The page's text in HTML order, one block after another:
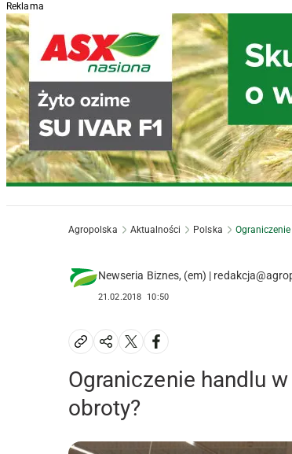
Reklama
Agropolska Aktualności Polska
Newseria Biznes, (em) |
21.02.2018 10:50
Ograniczenie handlu
obroty?